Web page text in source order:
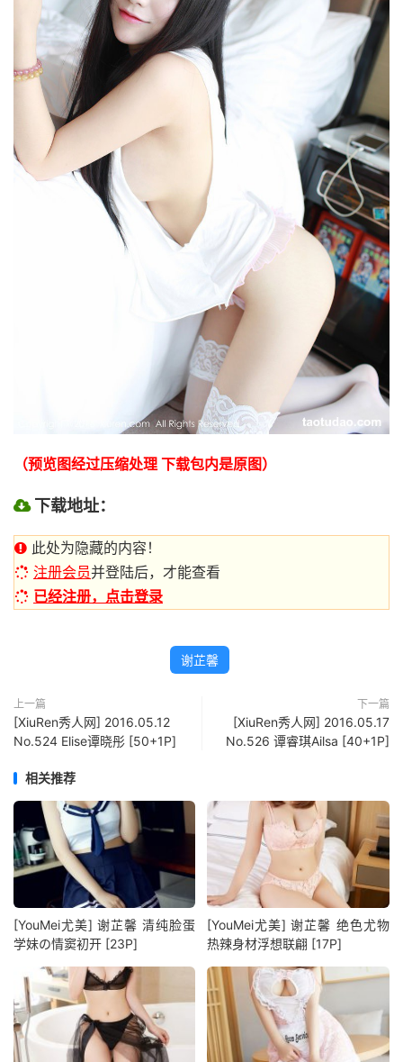
（预览图经过压缩处理 下载包内是原图）
下载地址：
此处为隐藏的内容！
注册会员并登陆后，才能查看
已经注册，点击登录
谢芷馨
上一篇
[XiuRen秀人网] 2016.05.12
No.524 Elise谭晓彤 [50+1P]
下一篇
[XiuRen秀人网] 2016.05.17
No.526 谭睿琪Ailsa [40+1P]
相关推荐
[YouMei尤美] 谢芷馨 清纯脸蛋
学妹の情窦初开 [23P]
[YouMei尤美] 谢芷馨 绝色尤物
热辣身材浮想联翩 [17P]